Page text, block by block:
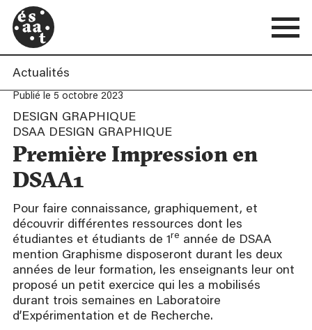
Actualités
Publié le 5 octobre 2023
DESIGN GRAPHIQUE
DSAA DESIGN GRAPHIQUE
Première Impression en
DSAA1
Pour faire connaissance, graphiquement, et
découvrir différentes ressources dont les
étudiantes et étudiants de 1 re année de DSAA
mention Graphisme disposeront durant les deux
années de leur formation, les enseignants leur ont
proposé un petit exercice qui les a mobilisés
durant trois semaines en Laboratoire
d’Expérimentation et de Recherche.